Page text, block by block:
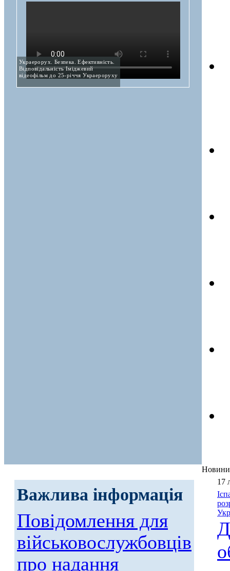
Украерорух. Безпека. Ефективність.
Відповідальність Іміджевий
відеофільм до 25-річчя Украероруху
Важлива інформація
Повідомлення для
військовослужбовців
про надання
Новини
17